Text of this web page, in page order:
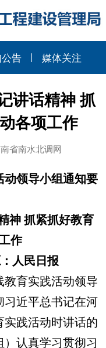
告 媒体关注
讲话精神 抓
各项工作
省南水北调网
动领导小组通知要
神 抓紧抓好教育
作
人民日报
育实践活动领导
习近平总书记在河
实践活动时讲话的
认真学习贯彻习